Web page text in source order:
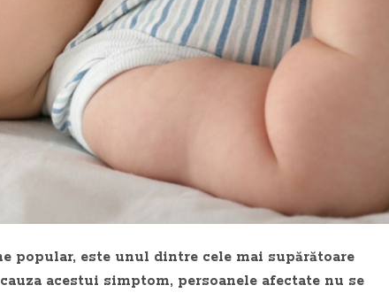
popular, este unul dintre cele mai supărătoare
acestui simptom, persoanele afectate nu se